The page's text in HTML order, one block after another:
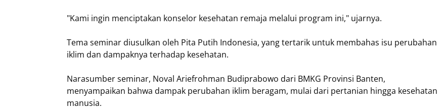
"Kami ingin menciptakan konselor kesehatan remaja melalui program ini," ujarnya.
Tema seminar diusulkan oleh Pita Putih Indonesia, yang tertarik untuk membahas isu perubahan
iklim dan dampaknya terhadap kesehatan.
Narasumber seminar, Noval Ariefrohman Budiprabowo dari BMKG Provinsi Banten,
menyampaikan bahwa dampak perubahan iklim beragam, mulai dari pertanian hingga kesehatan
manusia.